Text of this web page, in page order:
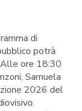
di
potrà
ore 18:30
Samuela
2026 del